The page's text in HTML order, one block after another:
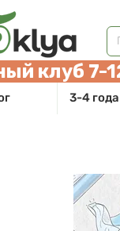
3-4 года
клуб 7-